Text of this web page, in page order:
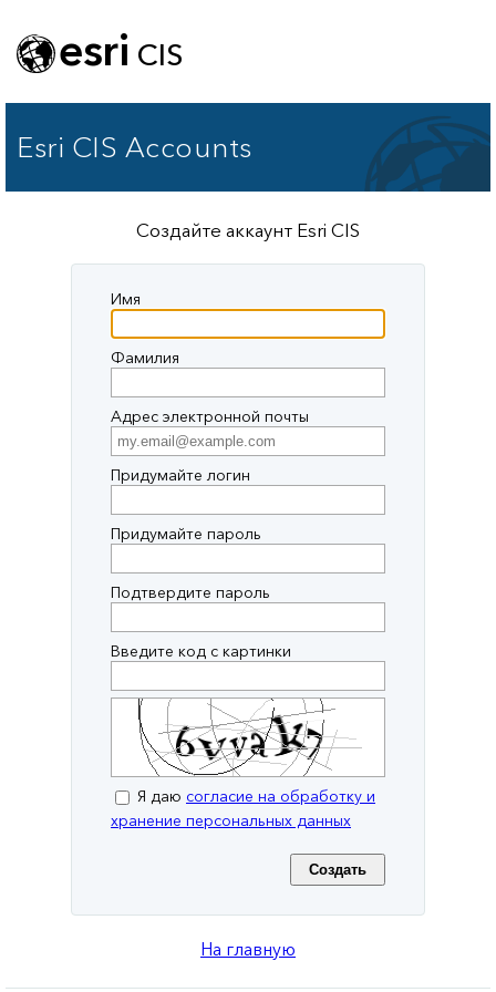
esri CIS
Esri CIS Accounts
Создайте аккаунт Esri CIS
Имя
Фамилия
Адрес электронной почты
Придумайте логин
Придумайте пароль
Подтвердите пароль
Введите код с картинки
Я даю согласие на обработку и
хранение персональных данных
На главную